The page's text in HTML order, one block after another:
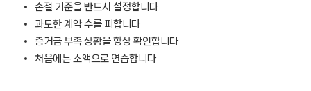
손절 기준을 반드시 설정합니다
과도한 계약 수를 피합니다
증거금 부족 상황을 항상 확인합니다
처음에는 소액으로 연습합니다